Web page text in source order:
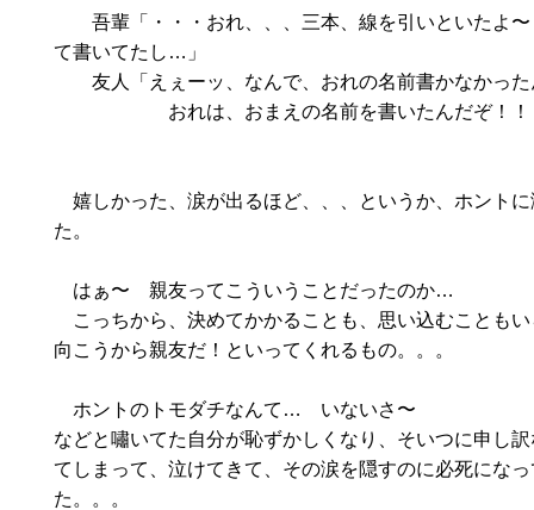
吾輩「・・・おれ、、、三本、線を引いといたよ
て書いてたし…」
友人「えぇーッ、なんで、おれの名前書かなかった
おれは、おまえの名前を書いたんだぞ！！
嬉しかった、涙が出るほど、、、というか、ホント
た。
はぁ〜 親友ってこういうことだったのか…
こっちから、決めてかかることも、思い込むことも
向こうから親友だ！といってくれるもの。。。
ホントのトモダチなんて… いないさ〜
などと嘯いてた自分が恥ずかしくなり、そいつに申し
てしまって、泣けてきて、その涙を隠すのに必死にな
た。。。